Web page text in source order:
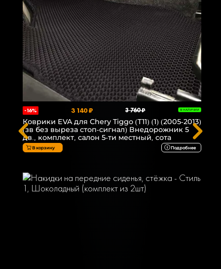
-16% 3 140 ₽ 3 760 ₽ В НАЛИЧИИ
Коврики EVA для Chery Tiggo (T11) (1) (2005-2013)
(зв без выреза стоп-сигнал) Внедорожник 5
дв., комплект, салон 5-ти местный, сота
В корзину Подробнее